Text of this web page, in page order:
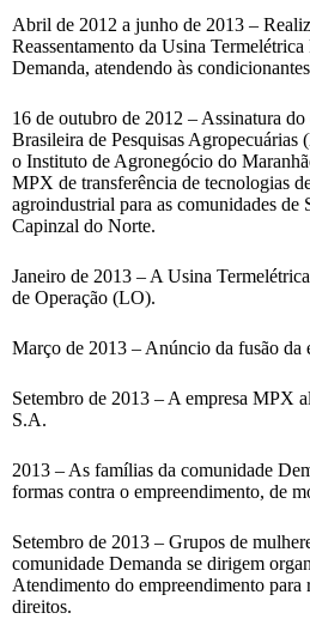
Abril de 2012 a junho de 2013 –
Reassentamento da Usina
Demanda, atendendo às
16 de outubro de 2012 – Assinatura
Brasileira de Pesquisas Agropecuárias
o Instituto de Agronegócio do
MPX de transferência de tecnologias
agroindustrial para as comunidades de
Capinzal do Norte.
Janeiro de 2013 – A Usina
de Operação (LO).
Março de 2013 – Anúncio da fusão
Setembro de 2013 – A empresa MPX
S.A.
2013 – As famílias da comunidade
formas contra o empreendimento, de
Setembro de 2013 – Grupos de
comunidade Demanda se dirigem
Atendimento do empreendimento para
direitos.